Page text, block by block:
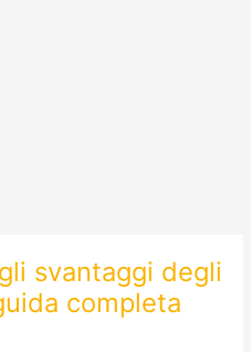
svantaggi degli
completa